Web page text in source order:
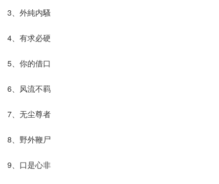
3、外純内騷
4、有求必硬
5、你的借口
6、风流不羁
7、无尘尊者
8、野外鞭尸
9、口是心非